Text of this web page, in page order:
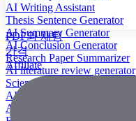
AI Writing Assistant
Thesis Sentence Generator
AI Summary Generator
AI Conclusion Generator
Research Paper Summarizer
AI literature review generator
Scientific Paper Summarizer
AI case study generator
AI Research Paper Generator
PDF와 채팅
가격
Affiliate